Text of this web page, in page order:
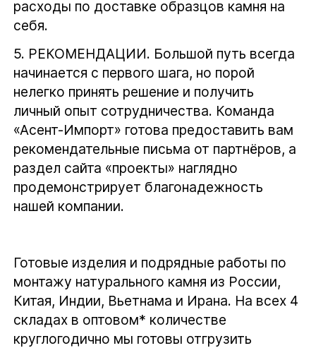
расходы по доставке образцов камня на
себя.
5. РЕКОМЕНДАЦИИ. Большой путь всегда
начинается с первого шага, но порой
нелегко принять решение и получить
личный опыт сотрудничества. Команда
«Асент-Импорт» готова предоставить вам
рекомендательные письма от партнёров, а
раздел сайта «проекты» наглядно
продемонстрирует благонадежность
нашей компании.
Готовые изделия и подрядные работы по
монтажу натурального камня из России,
Китая, Индии, Вьетнама и Ирана. На всех 4
складах в оптовом* количестве
круглогодично мы готовы отгрузить